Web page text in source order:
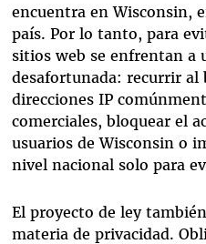
encuentra en Wisconsin,
país. Por lo tanto, para
sitios web se enfrentan a
desafortunada: recurrir al
direcciones IP
comerciales, bloquear el
usuarios de Wisconsin o
nivel nacional solo para
El proyecto de ley
materia de privacidad.